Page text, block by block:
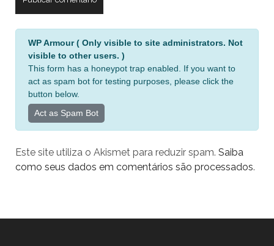
v
WP Armour ( Only visible to site administrators. Not
visible to other users. )
This form has a honeypot trap enabled. If you want to
act as spam bot for testing purposes, please click the
button below.
Act as Spam Bot
Este site utiliza o Akismet para reduzir spam. Saiba
como seus dados em comentários são processados.